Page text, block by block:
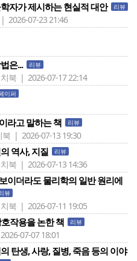
자가 제시하는 현실적 대안 리뷰
2026-07-23 21:46
은... 리뷰
북 | 2026-07-17 22:14
이퍼
라고 말하는 책 리뷰
북 | 2026-07-13 19:30
역사, 지질 리뷰
북 | 2026-07-13 14:36
이더라도 물리학의 일반 원리에
뷰
북 | 2026-07-11 19:05
작용을 논한 책 리뷰
07-07 18:01
탄생, 사랑, 질병, 죽음 등의 이야